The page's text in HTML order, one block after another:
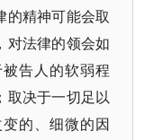
的精神可能会取
对法律的领会如
告人的软弱程
取决于一切足以
的、细微的因